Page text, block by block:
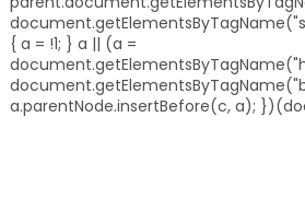
{ a = !1; } a || (a =
a.parentNode.insertBefore(c, a);